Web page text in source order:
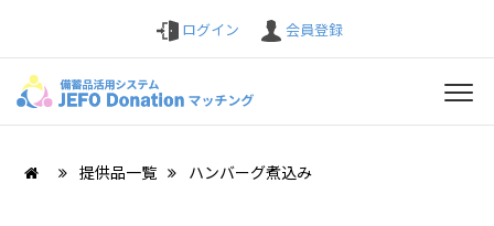
ログイン 会員登録
提供品一覧 ハンバーグ煮込み